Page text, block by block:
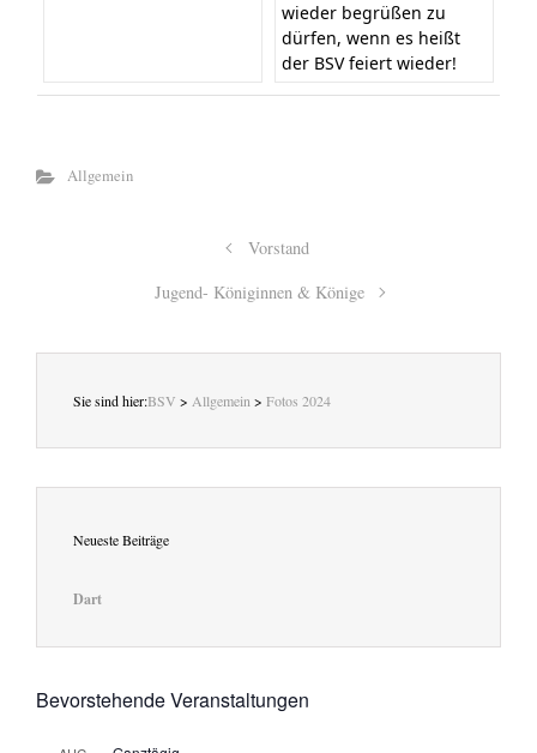
wieder begrüßen zu
dürfen, wenn es heißt
der BSV feiert wieder!
Allgemein
Vorstand
Jugend- Königinnen & Könige
Sie sind hier:BSV > Allgemein > Fotos 2024
Neueste Beiträge
Dart
Bevorstehende Veranstaltungen